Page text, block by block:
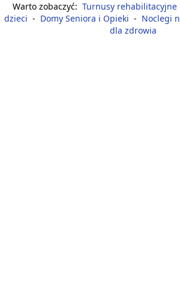
Warto zobaczyć: Turnusy rehabilitacyjne
dzieci - Domy Seniora i Opieki - Noclegi
dla zdrowia